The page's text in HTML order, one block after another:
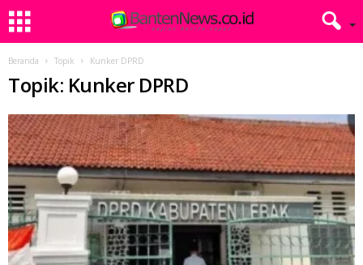
Beranda Topik Kunker DPRD
Topik: Kunker DPRD